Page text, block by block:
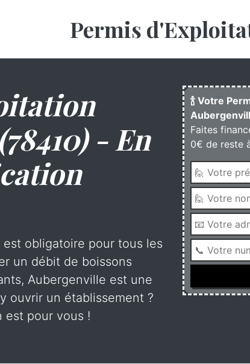
Permis
- En
obligatoire pour tous les
un débit de boissons
Aubergenville est une
ouvrir un établissement ?
est pour vous !
🍾 Votre
Faites
0€ de reste